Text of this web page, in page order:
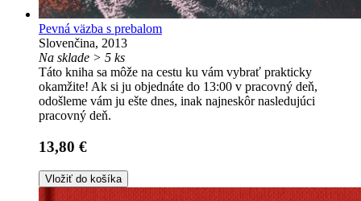
Pevná väzba s prebalom
Slovenčina, 2013
Na sklade > 5 ks
Táto kniha sa môže na cestu ku vám vybrať prakticky
okamžite! Ak si ju objednáte do 13:00 v pracovný deň,
odošleme vám ju ešte dnes, inak najneskôr nasledujúci
pracovný deň.
13,80 €
Vložiť do košíka